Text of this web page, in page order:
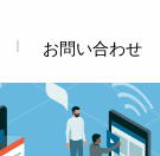
お問い合わせ